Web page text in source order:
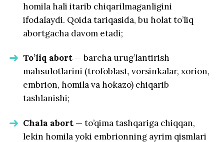
homila hali itarib chiqarilmaganligini
ifodalaydi. Qoida tariqasida, bu holat to’liq
abortgacha davom etadi;
To’liq abort — barcha urug’lantirish
mahsulotlarini (trofoblast, vorsinkalar, xorion,
embrion, homila va hokazo) chiqarib
tashlanishi;
Chala abort — to’qima tashqariga chiqqan,
lekin homila yoki embrionning ayrim qismlari